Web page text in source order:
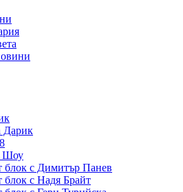
Дарик
Шоу
блок с Димитър Панев
блок с Надя Брайт